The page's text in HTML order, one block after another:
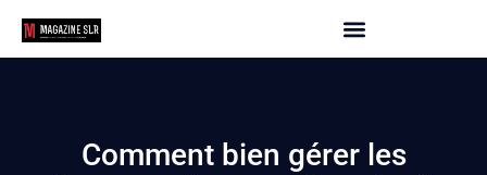
Comment bien gérer les